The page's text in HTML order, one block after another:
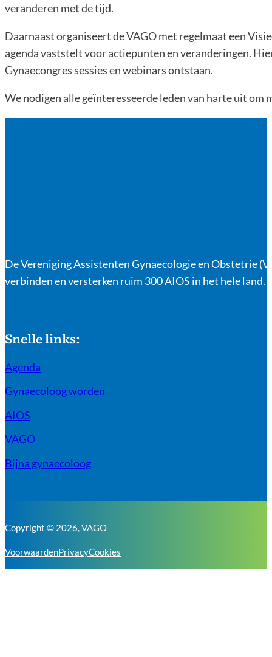
veranderen met de tijd.
Daarnaast organiseert de VAGO met regelmaat een
agenda vaststelt voor actiepunten en veranderingen.
Gynaecongres sessies en webinars ontstaan.
We nodigen alle geïnteresseerde leden van harte uit om
De Vereniging Assistenten Gynaecologie en Obstetrie
verbinden en versterken ruim 300 AIOS in het hele land.
Snelle links:
Agenda
Gynaecoloog worden
AIOS
VAGO
Bijna gynaecoloog
Copyright © 2026, VAGO
VoorwaardenPrivacyCookies